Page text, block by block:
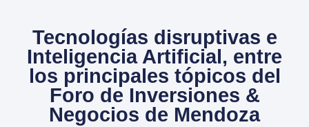
Tecnologías disruptivas e
Inteligencia Artificial, entre
los principales tópicos del
Foro de Inversiones &
Negocios de Mendoza